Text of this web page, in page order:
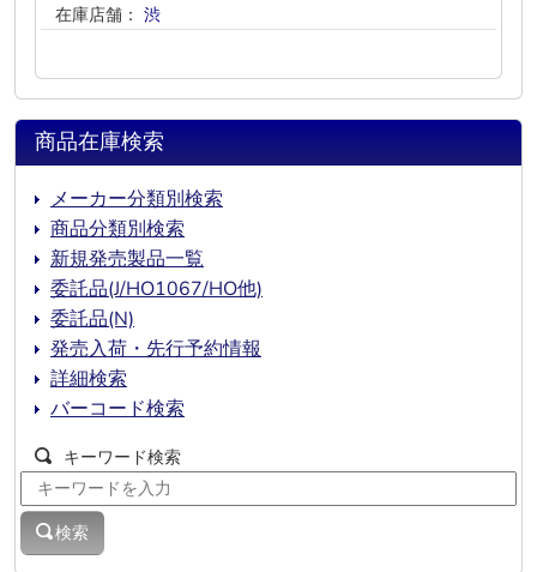
在庫店舗： 渋
商品在庫検索
メーカー分類別検索
商品分類別検索
新規発売製品一覧
委託品(J/HO1067/HO他)
委託品(N)
発売入荷・先行予約情報
詳細検索
バーコード検索
キーワード検索
検索